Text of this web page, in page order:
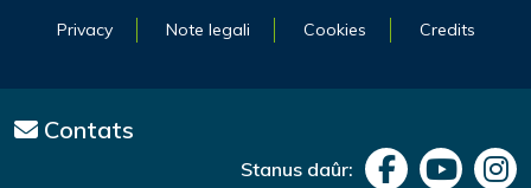
Privacy Note legali Cookies Credits
Contats
Stanus daûr: